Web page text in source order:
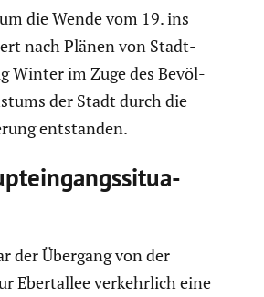
die Wende vom 19. ins
nach Plänen von Stadt­
Winter im Zuge des Bevöl­
der Stadt durch die
entstanden.
der Übergang von der
Ebert­allee verkehr­lich eine